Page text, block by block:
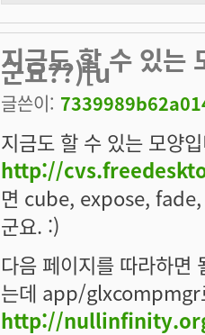
지금도 할 수 있는
군요??)[u
글쓴이:
지금도 할 수 있는 모양
http://
면 cube, expose,
군요. :)
다음 페이지를 따라하
는데 app/glxcompmgr
http://